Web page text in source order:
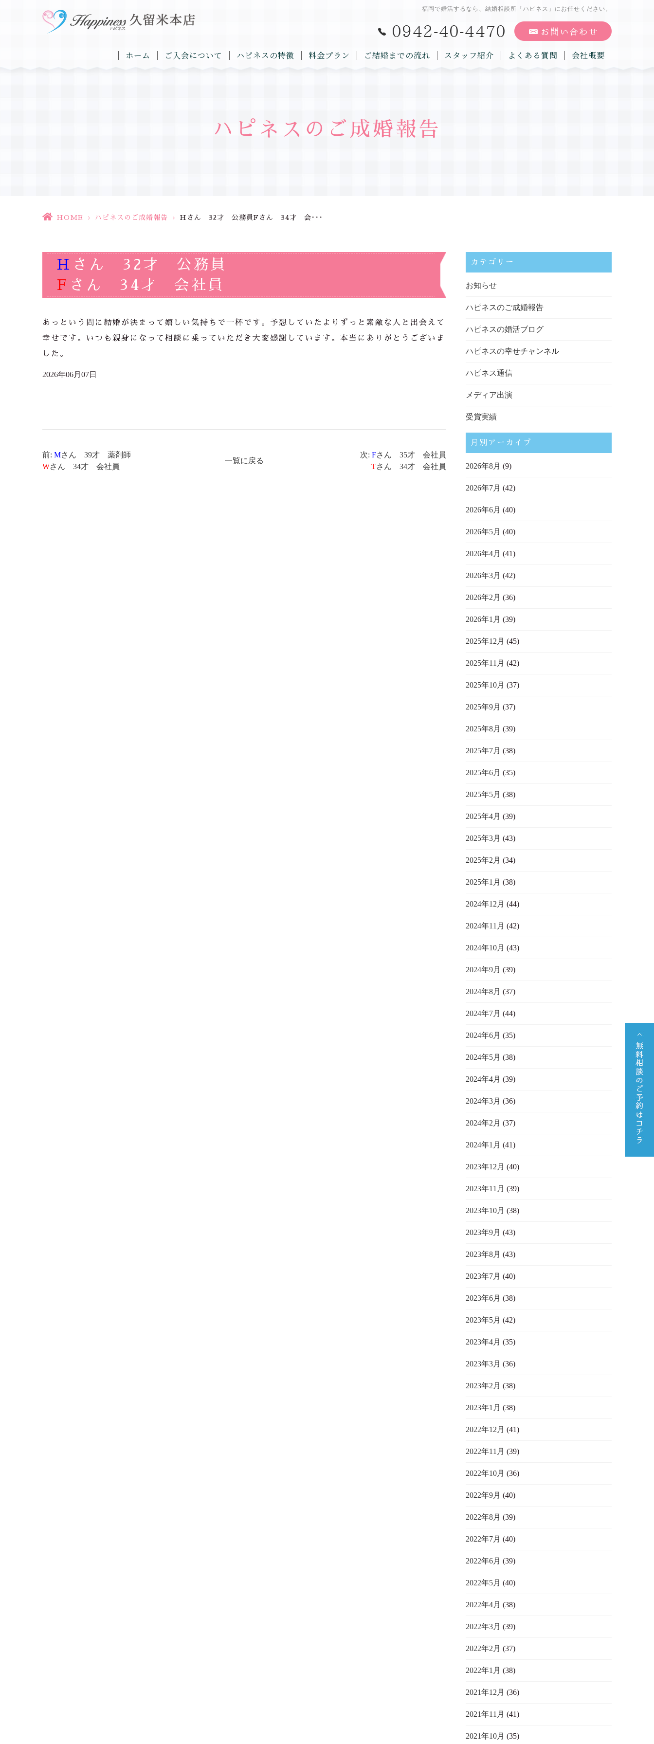
福岡で婚活するなら、結婚相談所「ハピネス」にお任せください。
ホーム ご入会について ハピネスの特徴 料金プラン ご結婚までの流れ スタッフ紹介 よくある質問 会社概要
ハピネスのご成婚報告
HOME > ハピネスのご成婚報告 > Hさん 32才 公務員Fさん 34才 会･･･
H さん 32才 公務員
F さん 34才 会社員
あっという間に結婚が決まって嬉しい気持ちで一杯です。予想していたよりずっと素敵な人と出会えて
幸せです。いつも親身になって相談に乗っていただき大変感謝しています。本当にありがとうございま
した。
2026年06月07日
前: Mさん 39才 薬剤師
Wさん 34才 会社員
一覧に戻る
次: Fさん 35才 会社員
Tさん 34才 会社員
カテゴリー
お知らせ
ハピネスのご成婚報告
ハピネスの婚活ブログ
ハピネスの幸せチャンネル
ハピネス通信
メディア出演
受賞実績
月別アーカイブ
2026年8月 (9)
2026年7月 (42)
2026年6月 (40)
2026年5月 (40)
2026年4月 (41)
2026年3月 (42)
2026年2月 (36)
2026年1月 (39)
2025年12月 (45)
2025年11月 (42)
2025年10月 (37)
2025年9月 (37)
2025年8月 (39)
2025年7月 (38)
2025年6月 (35)
2025年5月 (38)
2025年4月 (39)
2025年3月 (43)
2025年2月 (34)
2025年1月 (38)
2024年12月 (44)
2024年11月 (42)
2024年10月 (43)
2024年9月 (39)
2024年8月 (37)
2024年7月 (44)
2024年6月 (35)
2024年5月 (38)
2024年4月 (39)
2024年3月 (36)
2024年2月 (37)
2024年1月 (41)
2023年12月 (40)
2023年11月 (39)
2023年10月 (38)
2023年9月 (43)
2023年8月 (43)
2023年7月 (40)
2023年6月 (38)
2023年5月 (42)
2023年4月 (35)
2023年3月 (36)
2023年2月 (38)
2023年1月 (38)
2022年12月 (41)
2022年11月 (39)
2022年10月 (36)
2022年9月 (40)
2022年8月 (39)
2022年7月 (40)
2022年6月 (39)
2022年5月 (40)
2022年4月 (38)
2022年3月 (39)
2022年2月 (37)
2022年1月 (38)
2021年12月 (36)
2021年11月 (41)
2021年10月 (35)